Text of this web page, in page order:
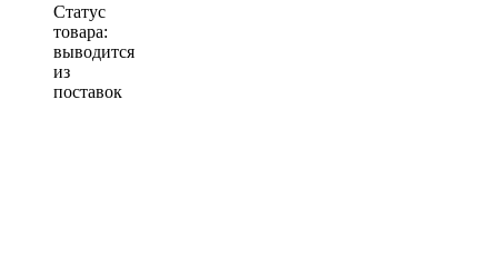
Статус
товара:
выводится
из
поставок